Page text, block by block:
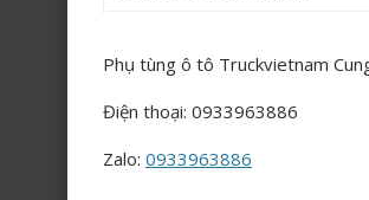
Phụ tùng ô tô Truckvietnam
Điện thoại: 0933963886
Zalo: 0933963886